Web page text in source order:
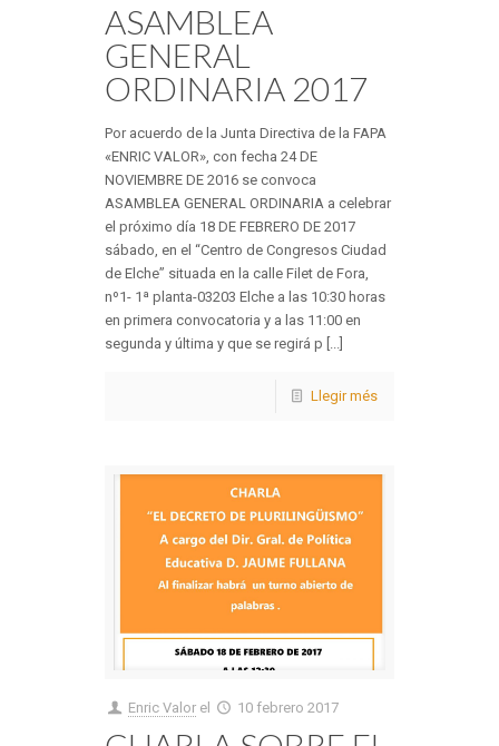
ASAMBLEA
GENERAL
ORDINARIA 2017
Por acuerdo de la Junta Directiva de la FAPA
«ENRIC VALOR», con fecha 24 DE
NOVIEMBRE DE 2016 se convoca
ASAMBLEA GENERAL ORDINARIA a celebrar
el próximo día 18 DE FEBRERO DE 2017
sábado, en el “Centro de Congresos Ciudad
de Elche” situada en la calle Filet de Fora,
nº1- 1ª planta-03203 Elche a las 10:30 horas
en primera convocatoria y a las 11:00 en
segunda y última y que se regirá p [...]
Llegir més
Enric Valor el 10 febrero 2017